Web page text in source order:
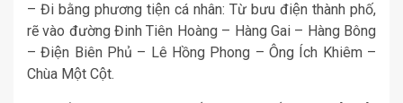
– Đi bằng phương tiện cá nhân: Từ bưu điện thành phố,
rẽ vào đường Đinh Tiên Hoàng – Hàng Gai – Hàng Bông
– Điện Biên Phủ – Lê Hồng Phong – Ông Ích Khiêm –
Chùa Một Cột.